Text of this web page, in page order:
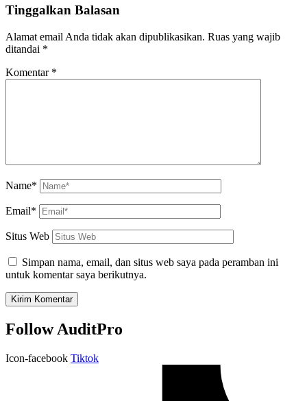
Tinggalkan Balasan
Alamat email Anda tidak akan dipublikasikan. Ruas yang wajib
ditandai *
Komentar *
Name*
Email*
Situs Web
Simpan nama, email, dan situs web saya pada peramban ini
untuk komentar saya berikutnya.
Follow AuditPro
Icon-facebook Tiktok